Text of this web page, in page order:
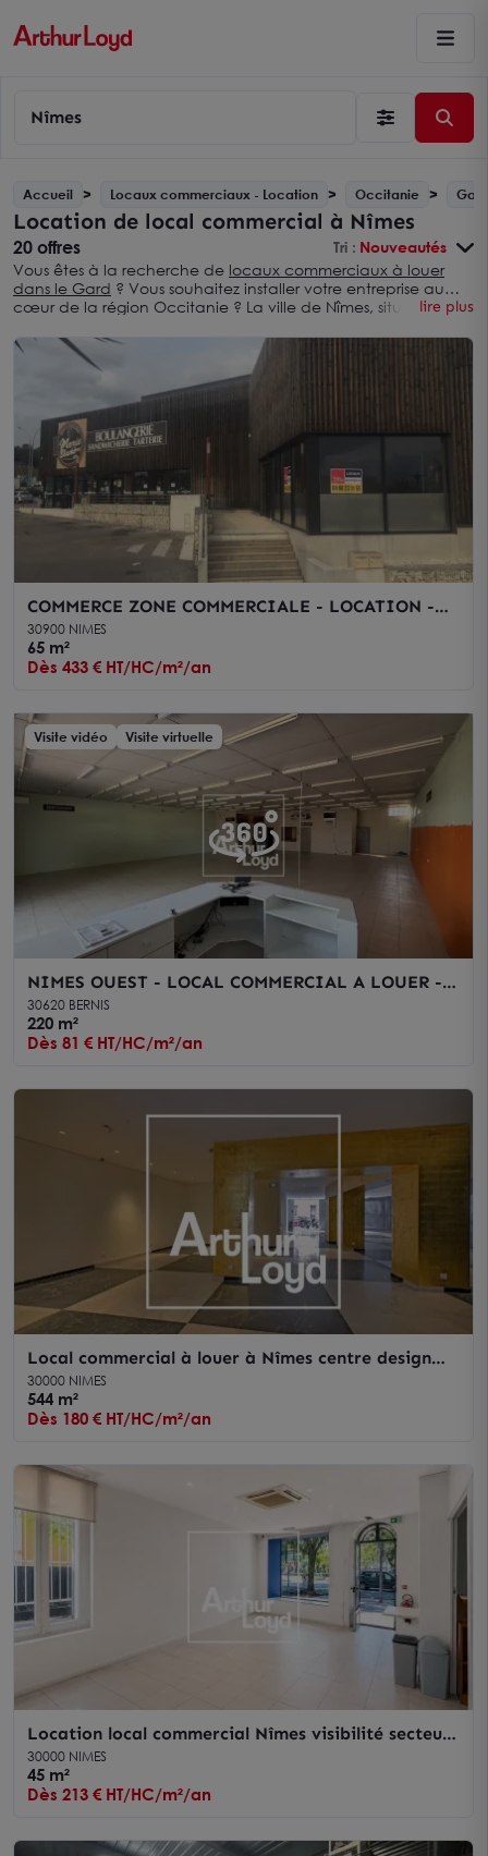
Nîmes
Accueil Locaux commerciaux - Location Occitanie
Location de local commercial à Nîmes
20 offres Tri : Nouveautés
Vous êtes à la recherche de locaux commerciaux à louer
dans le Gard ? Vous souhaitez installer votre entreprise au
cœur de la région Occitanie ? La ville de Nîmes, située dans
carrefour méditerranéen. Première ville du département
gardois, cette métropole a su se positionner comme véritable
terre d’accueil pour les entreprises.
lire plus
COMMERCE ZONE COMMERCIALE - LOCATION -
NIMES KENNEDY
30900 NIMES
65 m²
Dès 433 € HT/HC/m²/an
Visite vidéo Visite virtuelle
NIMES OUEST - LOCAL COMMERCIAL A LOUER -
BERNIS
30620 BERNIS
220 m²
Dès 81 € HT/HC/m²/an
Local commercial à louer à Nîmes centre design
Philippe Starck 544 m²
30000 NIMES
544 m²
Dès 180 € HT/HC/m²/an
Location local commercial Nîmes visibilité secteur
Jean Jaurès Jardins de la Fontaine
30000 NIMES
45 m²
Dès 213 € HT/HC/m²/an